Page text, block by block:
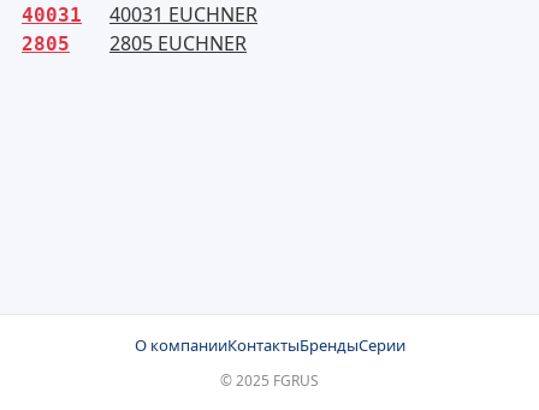
40031 40031 EUCHNER
2805 2805 EUCHNER
О компанииКонтактыБрендыСерии
© 2025 FGRUS